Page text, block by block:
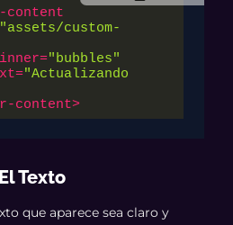
"assets/custom-
="bubbles"
="Actualizando
content>
Texto
que aparece sea claro y